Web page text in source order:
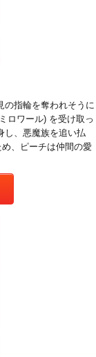
の指輪を奪われそうに
ロワール) を受け取っ
し、悪魔族を追い払
、ピーチは仲間の愛